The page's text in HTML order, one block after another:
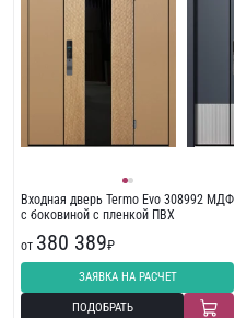
Входная дверь Termo Evo 308992 МДФ
с боковиной с пленкой ПВХ
от 380 389₽
ЗАЯВКА НА РАСЧЕТ
ПОДОБРАТЬ